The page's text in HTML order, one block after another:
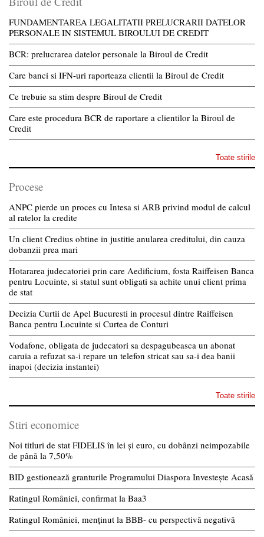
FUNDAMENTAREA LEGALITATII PRELUCRARII DATELOR
PERSONALE IN SISTEMUL BIROULUI DE CREDIT
BCR: prelucrarea datelor personale la Biroul de Credit
Care banci si IFN-uri raporteaza clientii la Biroul de Credit
Ce trebuie sa stim despre Biroul de Credit
Care este procedura BCR de raportare a clientilor la Biroul de
Credit
Toate stirile
Procese
ANPC pierde un proces cu Intesa si ARB privind modul de calcul
al ratelor la credite
Un client Credius obtine in justitie anularea creditului, din cauza
dobanzii prea mari
Hotararea judecatoriei prin care Aedificium, fosta Raiffeisen Banca
pentru Locuinte, si statul sunt obligati sa achite unui client prima
de stat
Decizia Curtii de Apel Bucuresti in procesul dintre Raiffeisen
Banca pentru Locuinte si Curtea de Conturi
Vodafone, obligata de judecatori sa despagubeasca un abonat
caruia a refuzat sa-i repare un telefon stricat sau sa-i dea banii
inapoi (decizia instantei)
Toate stirile
Stiri economice
Noi titluri de stat FIDELIS în lei și euro, cu dobânzi neimpozabile
de pânã la 7,50%
BID gestionează granturile Programului Diaspora Investește Acasă
Ratingul României, confirmat la Baa3
Ratingul României, menținut la BBB- cu perspectivă negativă